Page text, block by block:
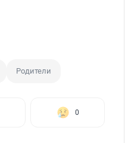
Родители
0